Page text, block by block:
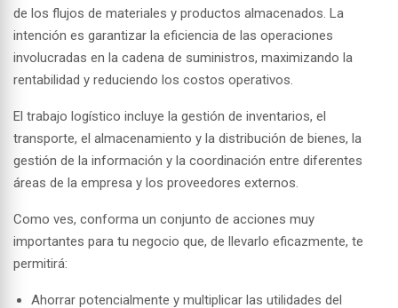
de los flujos de materiales y productos almacenados. La
intención es garantizar la eficiencia de las operaciones
involucradas en la cadena de suministros, maximizando la
rentabilidad y reduciendo los costos operativos.
El trabajo logístico incluye la gestión de inventarios, el
transporte, el almacenamiento y la distribución de bienes, la
gestión de la información y la coordinación entre diferentes
áreas de la empresa y los proveedores externos.
Como ves, conforma un conjunto de acciones muy
importantes para tu negocio que, de llevarlo eficazmente, te
permitirá:
Ahorrar potencialmente y multiplicar las utilidades del